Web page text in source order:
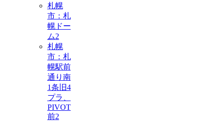
札幌
市：札
幌ドー
ム2
札幌
市：札
幌駅前
通り南
1条旧4
プラ、
PIVOT
前2